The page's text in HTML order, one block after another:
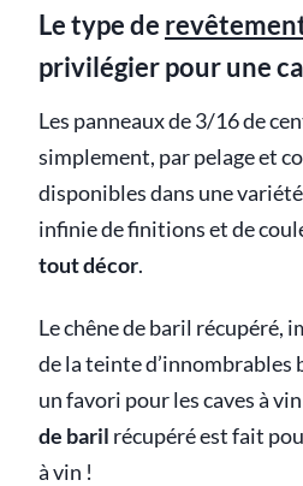
Le type de
privilégier pour une
Les panneaux de 3/16 de
simplement, par pelage et
disponibles dans une
infinie de finitions et de
tout décor.
Le chêne de baril récupéré,
de la teinte d’innombrables
un favori pour les caves à
de baril récupéré est fait
à vin !